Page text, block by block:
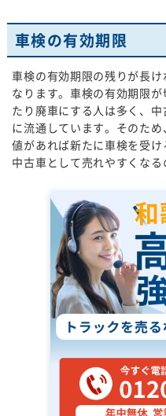
車検の有効期限
車検の有効期限の残りが長
なります。車検の有効期限
たり廃車にする人は多く、
に流通しています。そのた
値があれば新たに車検を受け
中古車として売れやすくなる